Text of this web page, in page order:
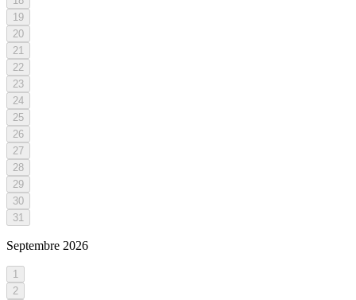
19
20
21
22
23
24
25
26
27
28
29
30
31
Septembre 2026
1
2